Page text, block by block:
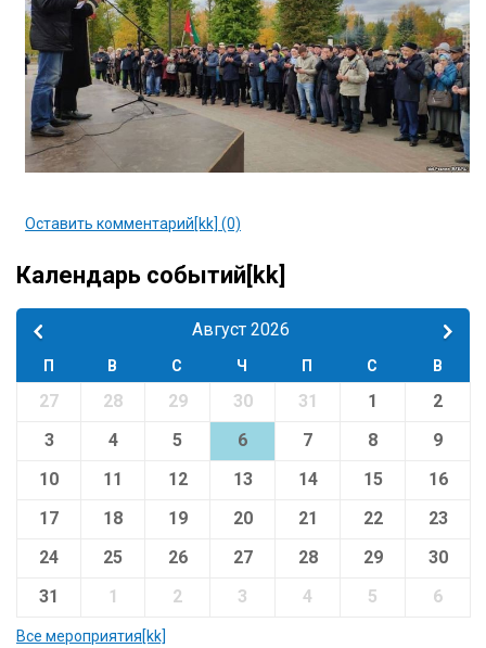
Оставить комментарий[kk] (0)
Календарь событий[kk]
Август 2026
П В С Ч П С В
27 28 29 30 31 1
2
3
4 5 6 7 8
9
10
11 12 13 14 15
16
17
18 19 20 21 22
23
24
25 26 27 28 29
30
31
1 2 3 4 5 6
Все мероприятия[kk]